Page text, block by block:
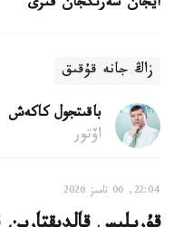
ايجان سەرىكجان قىزى
زاڭ جانە قۇقىق
باقىتجول كاكەش
اۆتور
22:04, 06 تامىز 2026